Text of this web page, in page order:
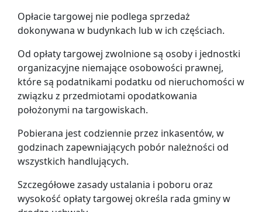
Opłacie targowej nie podlega sprzedaż
dokonywana w budynkach lub w ich częściach.
Od opłaty targowej zwolnione są osoby i jednostki
organizacyjne niemające osobowości prawnej,
które są podatnikami podatku od nieruchomości w
związku z przedmiotami opodatkowania
położonymi na targowiskach.
Pobierana jest codziennie przez inkasentów, w
godzinach zapewniających pobór należności od
wszystkich handlujących.
Szczegółowe zasady ustalania i poboru oraz
wysokość opłaty targowej określa rada gminy w